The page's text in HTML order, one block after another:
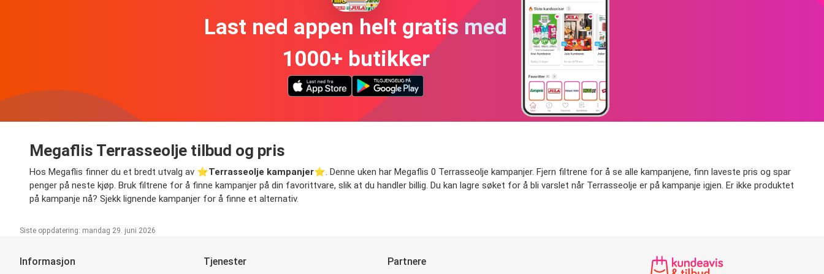
Last ned appen helt gratis med
1000+ butikker
Megaflis Terrasseolje tilbud og pris
Hos Megaflis finner du et bredt utvalg av ⭐️Terrasseolje kampanjer⭐️. Denne uken har Megaflis 0 Terrasseolje kampanjer. Fjern filtrene for å se alle kampanjene, finn laveste pris og spar
penger på neste kjøp. Bruk filtrene for å finne kampanjer på din favorittvare, slik at du handler billig. Du kan lagre søket for å bli varslet når Terrasseolje er på kampanje igjen. Er ikke produktet
på kampanje nå? Sjekk lignende kampanjer for å finne et alternativ.
Siste oppdatering: mandag 29. juni 2026
Informasjon Tjenester Partnere